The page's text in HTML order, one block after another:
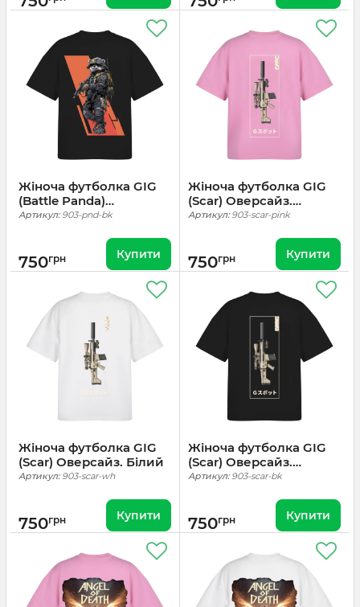
Жіноча футболка GIG
(Battle Panda)
Оверсайз. Чорний
Артикул:903-pnd-bk
750грн Купити
Жіноча футболка GIG
(Scar) Оверсайз.
Рожевий
Артикул:903-scar-pink
750грн Купити
Жіноча футболка GIG
(Scar) Оверсайз. Білий
Артикул:903-scar-wh
750грн Купити
Жіноча футболка GIG
(Scar) Оверсайз.
Чорний
Артикул:903-scar-bk
750грн Купити